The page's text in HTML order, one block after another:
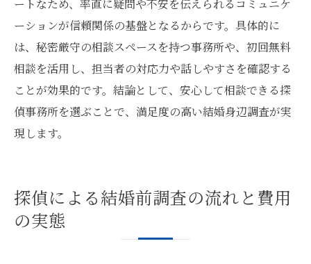
興信所と探偵の婚前調査サービスの違い
探偵と興信所の調査料金やサービス比較
結婚前調査は興信所と探偵どちらが向いて
いるか
興信所と探偵で分かる婚前調査の調査範囲
ートなため、率直に疑問や不安を伝えられるコミュニケ
ーションが信頼関係の基盤となるからです。具体的に
は、秘密厳守の相談スペースを持つ事務所や、初回無料
相談を活用し、担当者の対応力や話しやすさを確認する
ことが効果的です。結論として、安心して相談できる探
偵事務所を選ぶことで、満足度の高い結婚身辺調査が実
現します。
探偵による結婚前調査の流れと費用
の実態